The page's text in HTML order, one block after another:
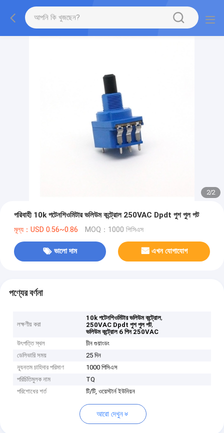
2/2
পরিবাহী 10k পটেনশিওমিটার ভলিউম কন্ট্রোল 250VAC Dpdt পুশ পুল পট
মূল্য：USD 0.56~0.86 MOQ：1000 পিসিএস
ভালো দাম এখন যোগাযোগ
পণ্যের বর্ণনা
লক্ষণীয় করা
10k পটেনশিওমিটার ভলিউম কন্ট্রোল,
250VAC Dpdt পুশ পুল পট,
ভলিউম কন্ট্রোল 6 পিন 250VAC
উৎপত্তি স্থল
চীন গুয়াংডং
ডেলিভারি সময়
25 দিন
ন্যূনতম চাহিদার পরিমাণ
1000 পিসিএস
পরিচিতিমুলক নাম
TQ
পরিশোধের শর্ত
টি/টি, ওয়েস্টার্ন ইউনিয়ন
আরো দেখুন